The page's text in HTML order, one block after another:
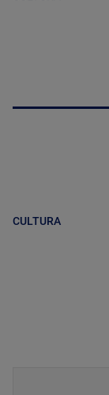
CULTURA